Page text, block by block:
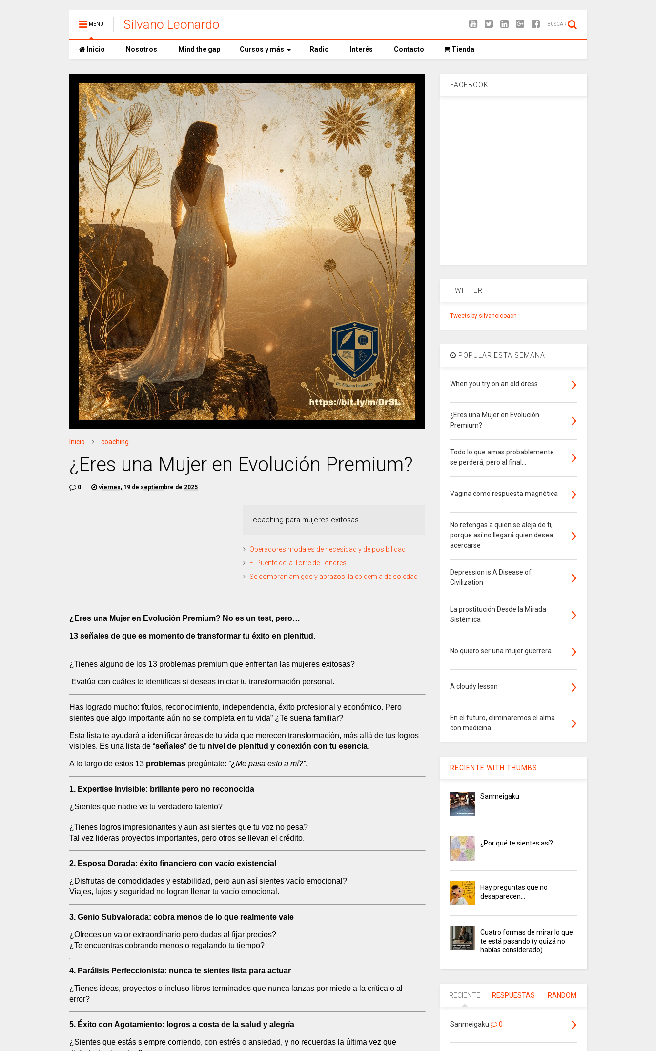
MENU Silvano Leonardo BUSCAR
Inicio Nosotros Mind the gap Cursos y más Radio Interés Contacto Tienda
Inicio coaching
¿Eres una Mujer en Evolución Premium?
0 viernes, 19 de septiembre de 2025
coaching para mujeres exitosas
Operadores modales de necesidad y de posibilidad
El Puente de la Torre de Londres
Se compran amigos y abrazos: la epidemia de soledad
¿Eres una Mujer en Evolución Premium? No es un test, pero…
13 señales de que es momento de transformar tu éxito en plenitud.
¿Tienes alguno de los 13 problemas premium que enfrentan las mujeres exitosas?
Evalúa con cuáles te identificas si deseas iniciar tu transformación personal.
Has logrado mucho: títulos, reconocimiento, independencia, éxito profesional y económico. Pero
sientes que algo importante aún no se completa en tu vida” ¿Te suena familiar?
Esta lista te ayudará a identificar áreas de tu vida que merecen transformación, más allá de tus logros
visibles. Es una lista de “señales” de tu nivel de plenitud y conexión con tu esencia.
A lo largo de estos 13 problemas pregúntate: “¿Me pasa esto a mí?”.
1. Expertise Invisible: brillante pero no reconocida
¿Sientes que nadie ve tu verdadero talento?
¿Tienes logros impresionantes y aun así sientes que tu voz no pesa?
Tal vez lideras proyectos importantes, pero otros se llevan el crédito.
2. Esposa Dorada: éxito financiero con vacío existencial
¿Disfrutas de comodidades y estabilidad, pero aun así sientes vacío emocional?
Viajes, lujos y seguridad no logran llenar tu vacío emocional.
3. Genio Subvalorada: cobra menos de lo que realmente vale
¿Ofreces un valor extraordinario pero dudas al fijar precios?
¿Te encuentras cobrando menos o regalando tu tiempo?
4. Parálisis Perfeccionista: nunca te sientes lista para actuar
¿Tienes ideas, proyectos o incluso libros terminados que nunca lanzas por miedo a la crítica o al
error?
5. Éxito con Agotamiento: logros a costa de la salud y alegría
¿Sientes que estás siempre corriendo, con estrés o ansiedad, y no recuerdas la última vez que
FACEBOOK
TWITTER
Tweets by silvanolcoach
POPULAR ESTA SEMANA
When you try on an old dress
¿Eres una Mujer en Evolución
Premium?
Todo lo que amas probablemente
se perderá, pero al final...
Vagina como respuesta magnética
No retengas a quien se aleja de ti,
porque así no llegará quien desea
acercarse
Depression is A Disease of
Civilization
La prostitución Desde la Mirada
Sistémica
No quiero ser una mujer guerrera
A cloudy lesson
En el futuro, eliminaremos el alma
con medicina
RECIENTE WITH THUMBS
Sanmeigaku
¿Por qué te sientes así?
Hay preguntas que no
desaparecen…
Cuatro formas de mirar lo que
te está pasando (y quizá no
habías considerado)
RECIENTE RESPUESTAS RANDOM
Sanmeigaku 0